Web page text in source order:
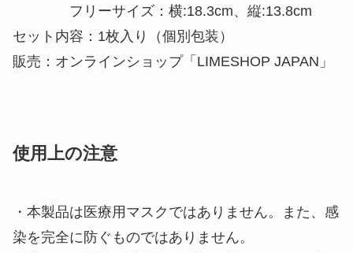
フリーサイズ：横:18.3cm、縦:13.8cm
セット内容：1枚入り（個別包装）
販売：オンラインショップ「LIMESHOP JAPAN」
使用上の注意
・本製品は医療用マスクではありません。また、感
染を完全に防ぐものではありません。